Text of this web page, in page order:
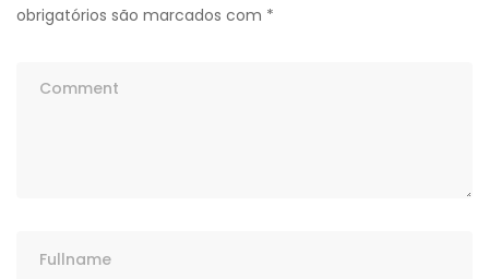
obrigatórios são marcados com *